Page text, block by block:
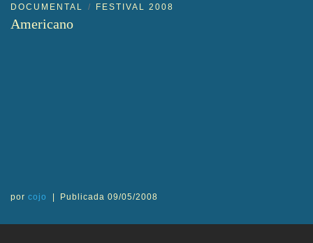
DOCUMENTAL FESTIVAL 2008
Americano
por cojo Publicada09/05/2008